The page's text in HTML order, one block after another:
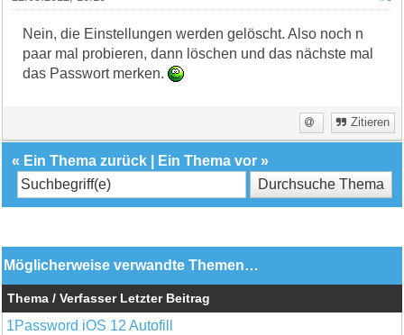
Nein, die Einstellungen werden gelöscht. Also noch n
paar mal probieren, dann löschen und das nächste mal
das Passwort merken.
Zitieren
« Ein Thema zurück Ein Thema vor »
Möglicherweise verwandte Themen…
Thema / Verfasser Letzter Beitrag
1Password iOS 12 Autofill